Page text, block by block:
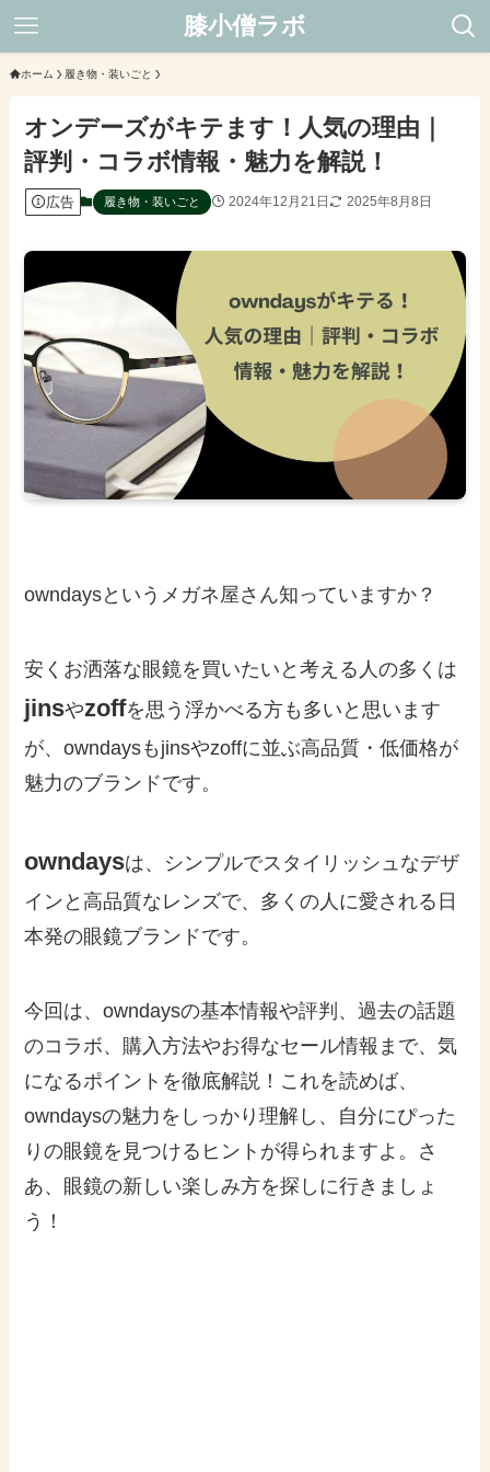
膝小僧ラボ
ホーム 履き物・装いごと
オンデーズがキテます！人気の理由｜
評判・コラボ情報・魅力を解説！
広告 履き物・装いごと 2024年12月21日 2025年8月8日
owndaysというメガネ屋さん知っていますか？
安くお洒落な眼鏡を買いたいと考える人の多くは
jinsやzoffを思う浮かべる方も多いと思います
が、owndaysもjinsやzoffに並ぶ高品質・低価格が
魅力のブランドです。
owndaysは、シンプルでスタイリッシュなデザ
インと高品質なレンズで、多くの人に愛される日
本発の眼鏡ブランドです。
今回は、owndaysの基本情報や評判、過去の話題
のコラボ、購入方法やお得なセール情報まで、気
になるポイントを徹底解説！これを読めば、
owndaysの魅力をしっかり理解し、自分にぴった
りの眼鏡を見つけるヒントが得られますよ。さ
あ、眼鏡の新しい楽しみ方を探しに行きましょ
う！